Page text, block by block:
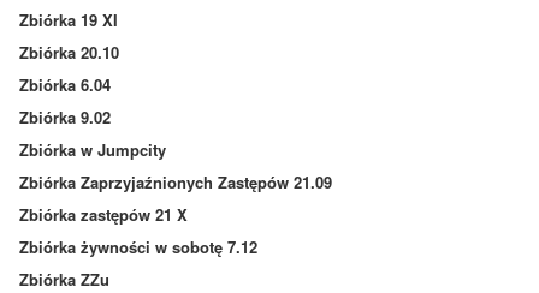
Zbiórka 19 XI
Zbiórka 20.10
Zbiórka 6.04
Zbiórka 9.02
Zbiórka w Jumpcity
Zbiórka Zaprzyjaźnionych Zastępów 21.09
Zbiórka zastępów 21 X
Zbiórka żywności w sobotę 7.12
Zbiórka ZZu